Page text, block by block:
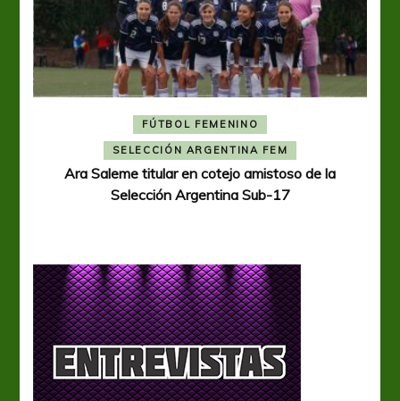
FÚTBOL FEMENINO
SELECCIÓN ARGENTINA FEM
Ara Saleme titular en cotejo amistoso de la
Selección Argentina Sub-17